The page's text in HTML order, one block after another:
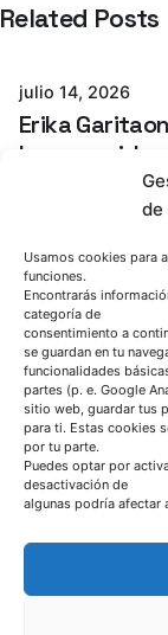
de
Usamos cookies para
funciones.
Encontrarás
categoría de
consentimiento a
se guardan en tu
funcionalidades
partes (p. e. Google
sitio web, guardar tus
para ti. Estas cookies
por tu parte.
Puedes optar por
desactivación de
algunas podría afectar
Related Posts
Azterlan
julio 14, 2026
Erika
hemos
sistemas
fundición de
robusto
Entrevista
Read More
Azterlan
julio 6, 2026
Horario de
verano de
Azterlan